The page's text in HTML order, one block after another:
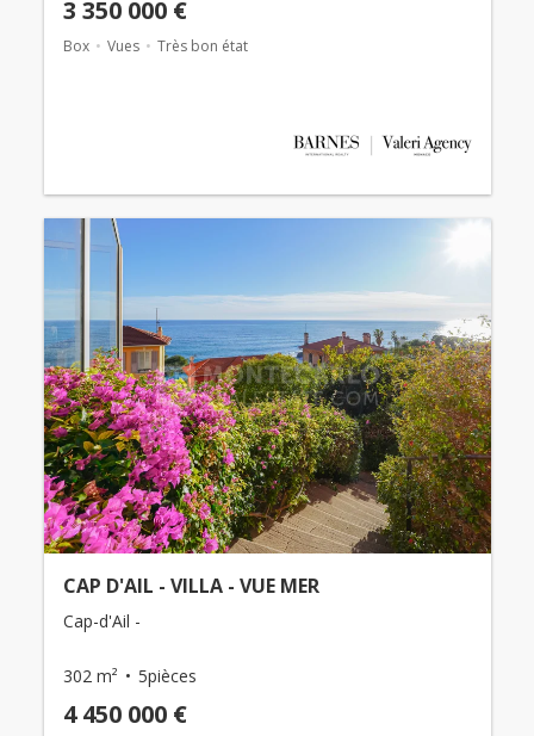
3 350 000 €
Box Vues Très bon état
CAP D'AIL - VILLA - VUE MER
Cap-d'Ail -
302 m² 5pièces
4 450 000 €